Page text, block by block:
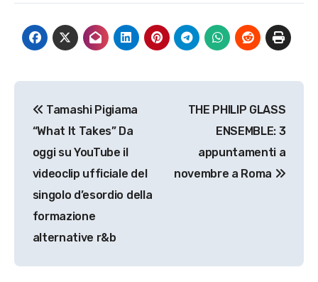
articoli
Tamashi Pigiama
“What It Takes” Da
oggi su YouTube il
videoclip ufficiale del
singolo d’esordio della
formazione
alternative r&b
THE PHILIP GLASS
ENSEMBLE: 3
appuntamenti a
novembre a Roma